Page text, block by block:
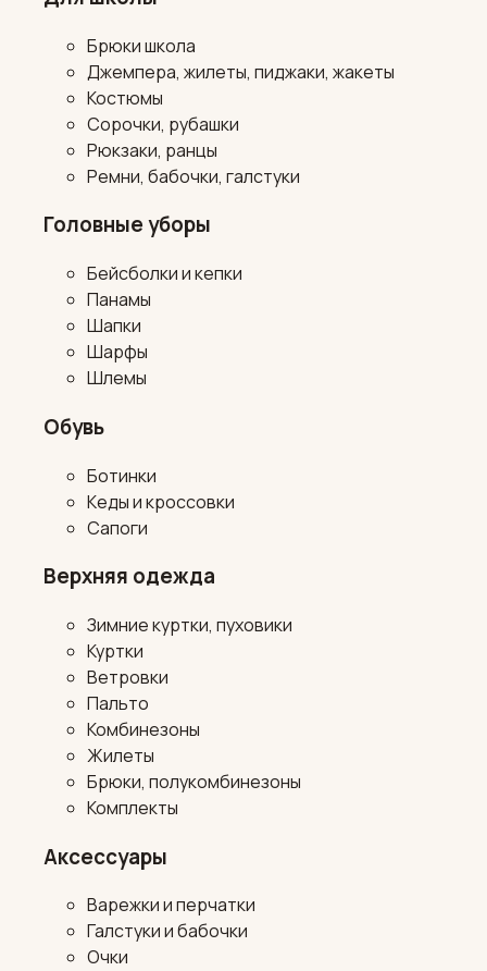
Брюки школа
Джемпера, жилеты, пиджаки, жакеты
Костюмы
Сорочки, рубашки
Рюкзаки, ранцы
Ремни, бабочки, галстуки
Головные уборы
Бейсболки и кепки
Панамы
Шапки
Шарфы
Шлемы
Обувь
Ботинки
Кеды и кроссовки
Сапоги
Верхняя одежда
Зимние куртки, пуховики
Куртки
Ветровки
Пальто
Комбинезоны
Жилеты
Брюки, полукомбинезоны
Комплекты
Аксессуары
Варежки и перчатки
Галстуки и бабочки
Очки